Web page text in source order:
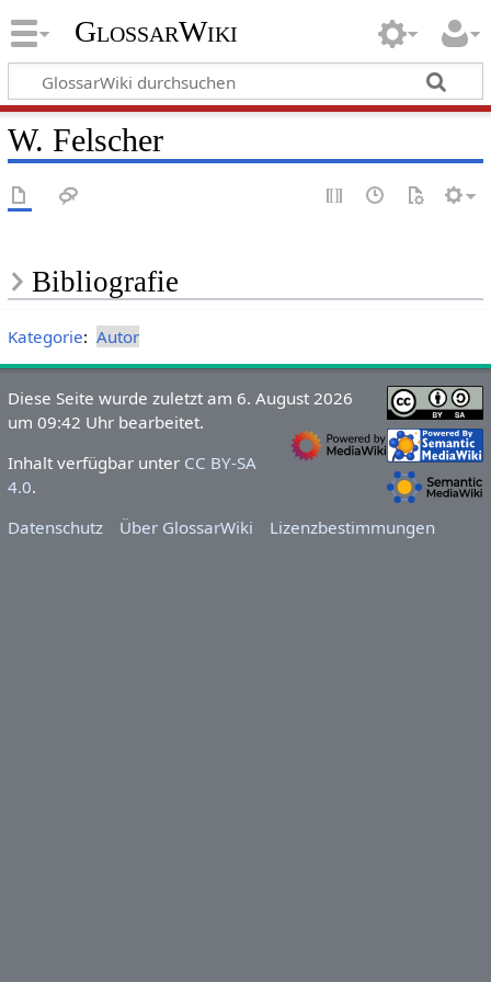
GlossarWiki
W. Felscher
Bibliografie
Kategorie: Autor
Diese Seite wurde zuletzt am 6. August 2026
um 09:42 Uhr bearbeitet.
Inhalt verfügbar unter CC BY-SA
4.0.
Datenschutz
Über GlossarWiki Lizenzbestimmungen